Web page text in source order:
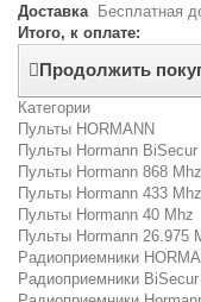
Доставка Бесплатная
Итого, к оплате:
Продолжить
Категории
Пульты HORMANN
Пульты Hormann BiSecur
Пульты Hormann 868 Mhz
Пульты Hormann 433 Mhz
Пульты Hormann 40 Mhz
Пульты Hormann 26.975
Радиоприемники
Радиоприемники